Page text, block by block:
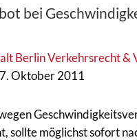
bei
Berlin Verkehrsrecht &
Oktober 2011
sollte möglichst sofort